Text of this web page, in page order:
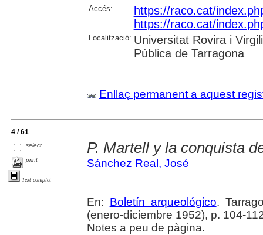
Accés:
https://raco.cat/
https://raco.cat/
Localització: Universitat Rovira i
Pública de Tarragona
Enllaç permanent a aquest
4 / 61
select
print
Text complet
P. Martell y la conquista
Sánchez Real, José
En: Boletín arqueológico.
(enero-diciembre 1952), p. 104-
Notes a peu de pàgina.